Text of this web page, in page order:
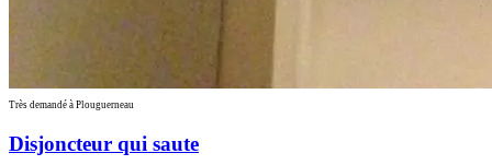
Très demandé à Plouguerneau
Disjoncteur qui saute